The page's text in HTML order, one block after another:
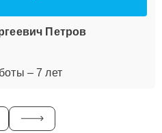
Петров
– 7 лет